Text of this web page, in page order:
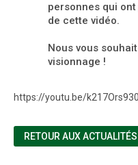
personnes qui
de cette vidéo.
Nous vous
visionnage !
https://youtu.be/
RETOUR AUX ACTUALITÉS